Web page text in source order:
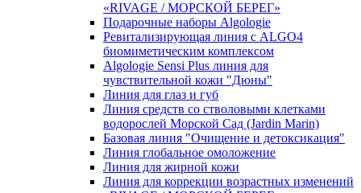
«RIVAGE / МОРСКОЙ БЕРЕГ»
Подарочные наборы Algologie
Ревитализирующая линия с ALGO4
биомиметическим комплексом
Algologie Sensi Plus линия для
чувcтвительной кожи "Дюны"
Линия для глаз и губ
Линия средств со стволовыми клетками
водорослей Морской Сад (Jardin Marin)
Базовая линия "Очищение и детоксикация"
Линия глобальное омоложение
Линия для жирной кожи
Линия для коррекции возрастных изменений